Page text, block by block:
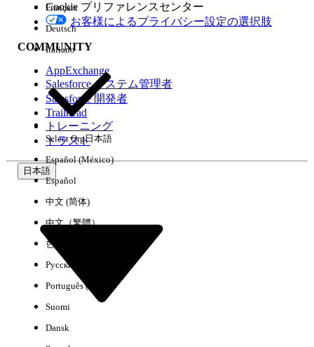
エディション
環境
Cookie プリファレンスセンター
お客様によるプライバシー設定の選択肢
COMMUNITY
AppExchange
Salesforce システム管理者
Salesforce 開発者
Trailhead
トレーニング
トラスト
日本語
Français
Deutsch
Italiano
Select Org日本語
Español (México)
Español
中文 (简体)
中文（繁體）
한국어
Русский
Português (Brasil)
Suomi
Dansk